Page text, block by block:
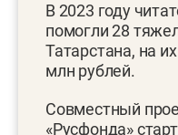
В 2023 году
помогли 28
Татарстана, на
млн рублей.
Совместный
«Русфонда»